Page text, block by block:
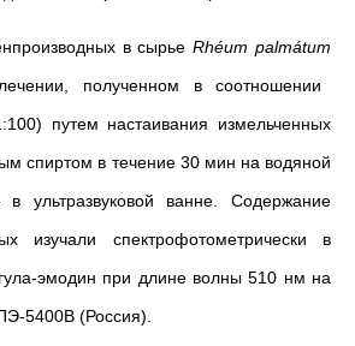
в сырьеRhéum palmátum
полученном в соотношении
путем настаивания измельченных
спиртом в течение 30 мин на водяной
ванне. Содержание
изучали спектрофотометрически в
эмодин при длине волны 510 нм на
5400В (Россия).